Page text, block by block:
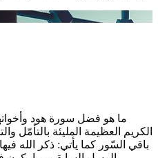
ما هو فضل سورة هود
الكريم العظيمة المليئة بالتأمّل
باقي السّور كما يأتي: ذكر الله